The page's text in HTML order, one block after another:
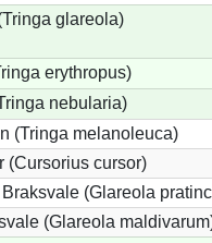
glareola)
erythropus)
nebularia)
(Tringa melanoleuca)
(Cursorius cursor)
(Glareola
(Glareola